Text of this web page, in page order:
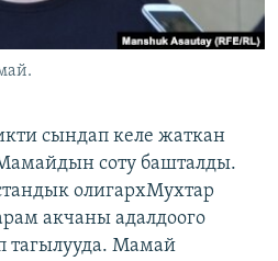
сындап келе жаткан
соту башталды.
олигархМухтар
акчаны адалдоого
тагылууда. Мамай